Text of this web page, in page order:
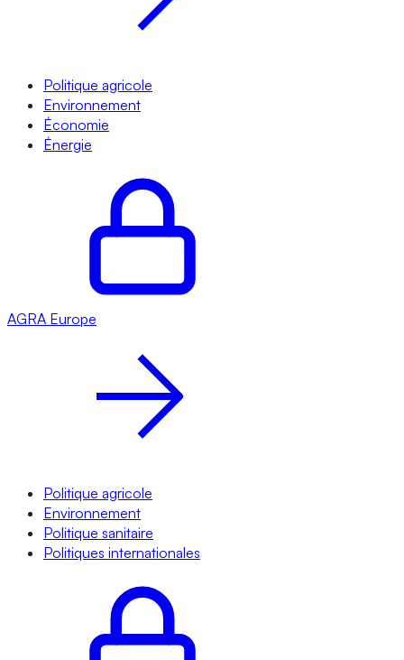
Politique agricole
Environnement
Économie
Énergie
AGRA Europe
Politique agricole
Environnement
Politique sanitaire
Politiques internationales